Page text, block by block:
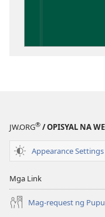
JW.ORG® / OPISYAL NA
Appearance Settings
Mga Link
Mag-request ng